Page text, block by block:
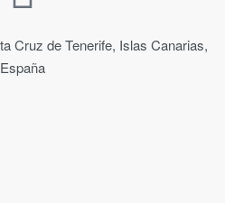
Cruz de Tenerife, Islas Canarias,
España